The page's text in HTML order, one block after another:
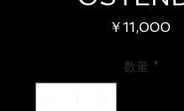
￥11,000価
数量 *